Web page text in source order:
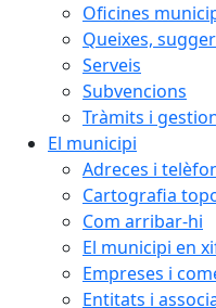
Oficines
Queixes,
Serveis
Subvencions
Tràmits i
El municipi
Adreces i
Cartografia
Com arribar-hi
El municipi en
Empreses i
Entitats i